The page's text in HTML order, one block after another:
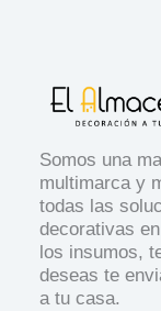
Somos una
multimarca y
todas las
decorativas
los insumos,
deseas te
a tu casa.